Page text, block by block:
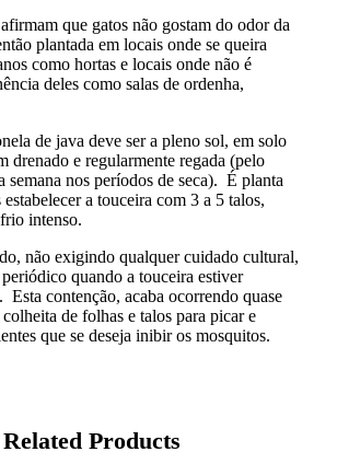
que gatos não gostam do odor da
plantada em locais onde se queira
como hortas e locais onde não é
deles como salas de ordenha,
de java deve ser a pleno sol, em solo
drenado e regularmente regada (pelo
semana nos períodos de seca). É planta
a touceira com 3 a 5 talos,
intenso.
não exigindo qualquer cuidado cultural,
quando a touceira estiver
Esta contenção, acaba ocorrendo quase
de folhas e talos para picar e
que se deseja inibir os mosquitos.
Related Products